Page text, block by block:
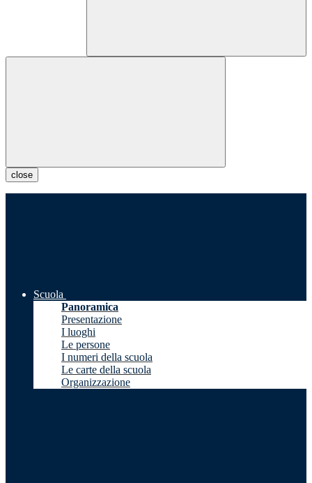
close
Scuola
Panoramica
Presentazione
I luoghi
Le persone
I numeri della scuola
Le carte della scuola
Organizzazione